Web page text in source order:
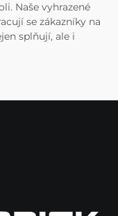
Naše vyhrazené
se zákazníky na
splňují, ale i